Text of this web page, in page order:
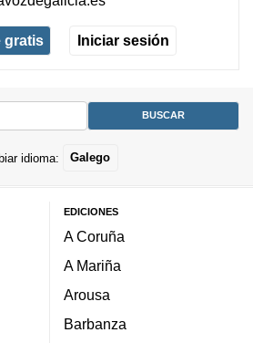
gratis Iniciar sesión
idioma: Galego
EDICIONES
A Coruña
A Mariña
Arousa
Barbanza